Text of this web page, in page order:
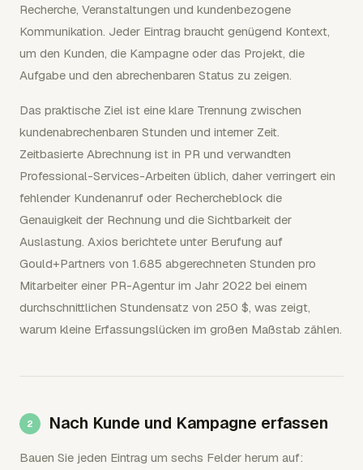
Recherche, Veranstaltungen und kundenbezogene
Kommunikation. Jeder Eintrag braucht genügend Kontext,
um den Kunden, die Kampagne oder das Projekt, die
Aufgabe und den abrechenbaren Status zu zeigen.
Das praktische Ziel ist eine klare Trennung zwischen
kundenabrechenbaren Stunden und interner Zeit.
Zeitbasierte Abrechnung ist in PR und verwandten
Professional-Services-Arbeiten üblich, daher verringert ein
fehlender Kundenanruf oder Rechercheblock die
Genauigkeit der Rechnung und die Sichtbarkeit der
Auslastung. Axios berichtete unter Berufung auf
Gould+Partners von 1.685 abgerechneten Stunden pro
Mitarbeiter einer PR-Agentur im Jahr 2022 bei einem
durchschnittlichen Stundensatz von 250 $, was zeigt,
warum kleine Erfassungslücken im großen Maßstab zählen.
Nach Kunde und Kampagne erfassen
Bauen Sie jeden Eintrag um sechs Felder herum auf: